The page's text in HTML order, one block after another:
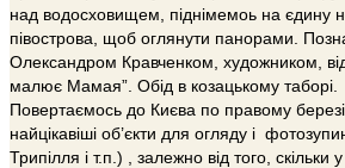
над водосховищем, піднімемоь на єдину
півострова, щоб оглянути панорами.
Олександром Кравченком, художником,
малює Мамая”. Обід в козацькому таборі.
Повертаємось до Києва по правому
найцікавіші об’єкти для огляду і
Трипілля і т.п.) , залежно від того, скільки